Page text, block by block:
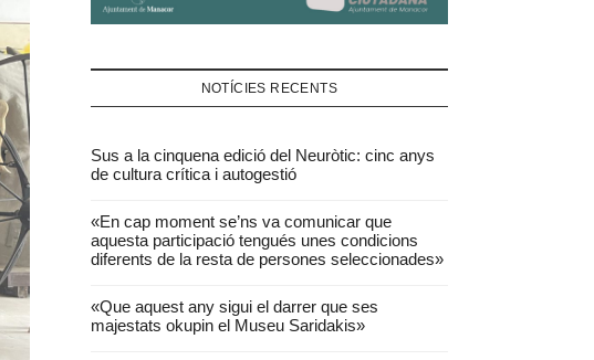
NOTÍCIES RECENTS
Sus a la cinquena edició del Neuròtic: cinc anys
de cultura crítica i autogestió
«En cap moment se’ns va comunicar que
aquesta participació tengués unes condicions
diferents de la resta de persones seleccionades»
«Que aquest any sigui el darrer que ses
majestats okupin el Museu Saridakis»